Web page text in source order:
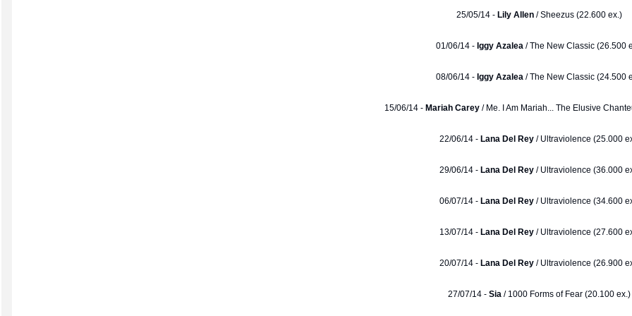
25/05/14 - Lily Allen/ Sheezus (22.600 ex.)
01/06/14 - Iggy Azalea / The New Classic (26.500
08/06/14 - Iggy Azalea / The New Classic (24.500
15/06/14 - Mariah Carey / Me. I Am Mariah... The Elusive
22/06/14 - Lana Del Rey/ Ultraviolence (25.000
29/06/14 - Lana Del Rey / Ultraviolence (36.000
06/07/14 - Lana Del Rey/ Ultraviolence (34.600
13/07/14 -Lana Del Rey / Ultraviolence (27.600
20/07/14 -Lana Del Rey/ Ultraviolence (26.900
27/07/14 - Sia / 1000 Forms of Fear (20.100 ex.)